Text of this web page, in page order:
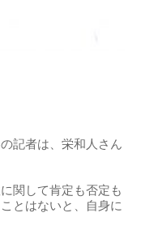
記者は、栄和人さん
関して肯定も否定も
とはないと、自身に